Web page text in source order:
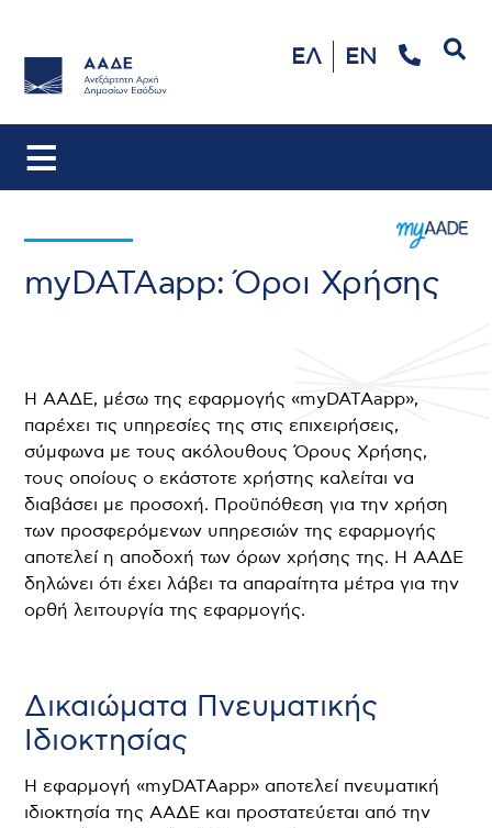
ΕΛ EN
myDATAapp: Όροι Χρήσης
Η ΑΑΔΕ, μέσω της εφαρμογής «myDATAapp»,
παρέχει τις υπηρεσίες της στις επιχειρήσεις,
σύμφωνα με τους ακόλουθους Όρους Χρήσης,
τους οποίους ο εκάστοτε χρήστης καλείται να
διαβάσει με προσοχή. Προϋπόθεση για την χρήση
των προσφερόμενων υπηρεσιών της εφαρμογής
αποτελεί η αποδοχή των όρων χρήσης της. Η ΑΑΔΕ
δηλώνει ότι έχει λάβει τα απαραίτητα μέτρα για την
ορθή λειτουργία της εφαρμογής.
Δικαιώματα Πνευματικής
Ιδιοκτησίας
Η εφαρμογή «myDATAapp» αποτελεί πνευματική
ιδιοκτησία της ΑΑΔΕ και προστατεύεται από την